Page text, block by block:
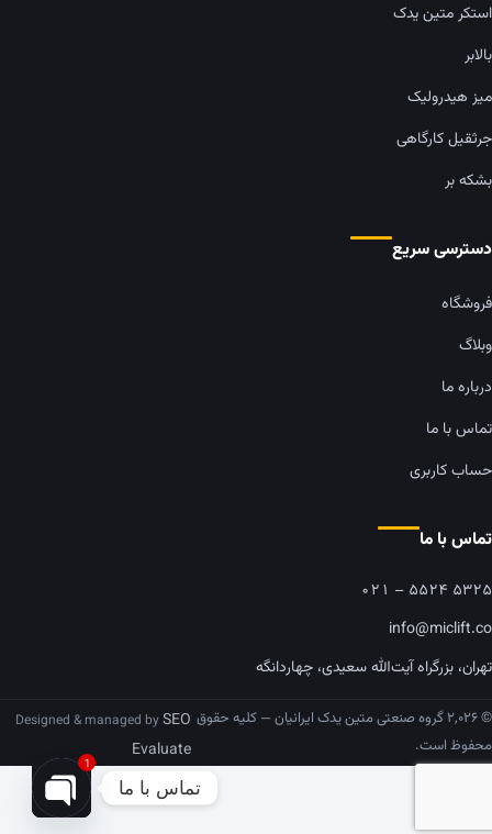
استکر متین یدک
بالابر
میز هیدرولیک
جرثقیل کارگاهی
بشکه بر
دسترسی سریع
فروشگاه
وبلاگ
درباره ما
تماس با ما
حساب کاربری
تماس با ما
۰۲۱ – ۵۵۲۴ ۵۳۲۵
info@miclift.co
تهران، بزرگراه آیت‌الله سعیدی، چهاردانگه
© ۲,۰۲۶ گروه صنعتی متین یدک ایرانیان — کلیه حقوق
محفوظ است.
Designed & managed bySEO
Evaluate
تماس با ما
1